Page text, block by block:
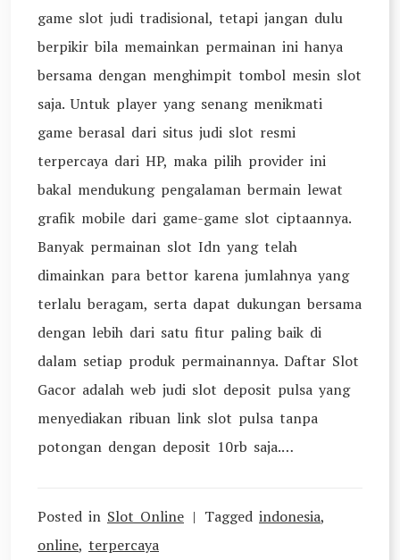
game slot judi tradisional, tetapi jangan dulu
berpikir bila memainkan permainan ini hanya
bersama dengan menghimpit tombol mesin slot
saja. Untuk player yang senang menikmati
game berasal dari situs judi slot resmi
terpercaya dari HP, maka pilih provider ini
bakal mendukung pengalaman bermain lewat
grafik mobile dari game-game slot ciptaannya.
Banyak permainan slot Idn yang telah
dimainkan para bettor karena jumlahnya yang
terlalu beragam, serta dapat dukungan bersama
dengan lebih dari satu fitur paling baik di
dalam setiap produk permainannya. Daftar Slot
Gacor adalah web judi slot deposit pulsa yang
menyediakan ribuan link slot pulsa tanpa
potongan dengan deposit 10rb saja.…
Posted in Slot Online Tagged indonesia,
online, terpercaya